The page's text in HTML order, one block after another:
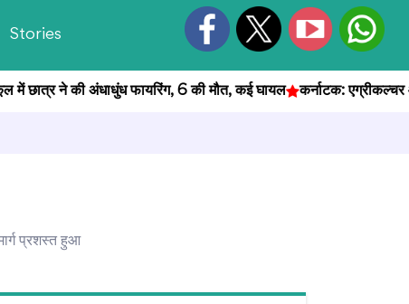
Stories
ने की अंधाधुंध फायरिंग, 6 की मौत, कई घायल कर्नाटक: एग्रीकल्चर ऑफिसर
प्रशस्त हुआ